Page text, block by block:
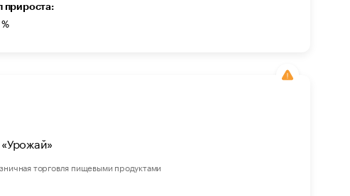
прироста:
торговля пищевыми продуктами